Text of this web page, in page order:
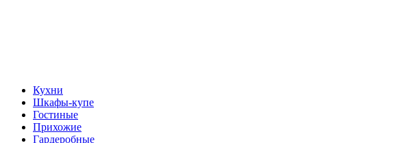
Кухни
Шкафы-купе
Гостиные
Прихожие
Гардеробные